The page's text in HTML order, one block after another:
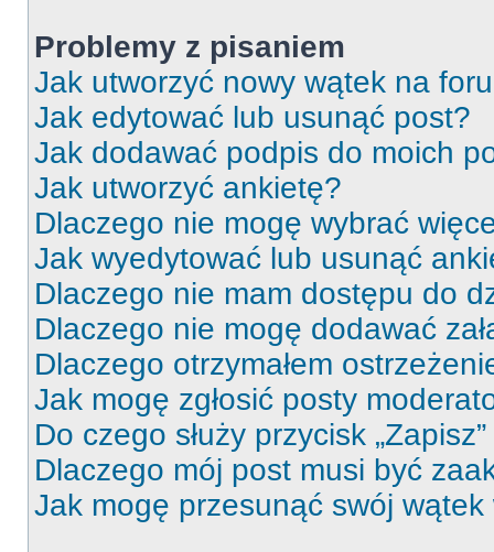
Problemy z pisaniem
Jak utworzyć nowy wątek na
Jak edytować lub usunąć post?
Jak dodawać podpis do moich
Jak utworzyć ankietę?
Dlaczego nie mogę wybrać
Jak wyedytować lub usunąć
Dlaczego nie mam dostępu do
Dlaczego nie mogę dodawać
Dlaczego otrzymałem
Jak mogę zgłosić posty
Do czego służy przycisk
Dlaczego mój post musi być
Jak mogę przesunąć swój wątek